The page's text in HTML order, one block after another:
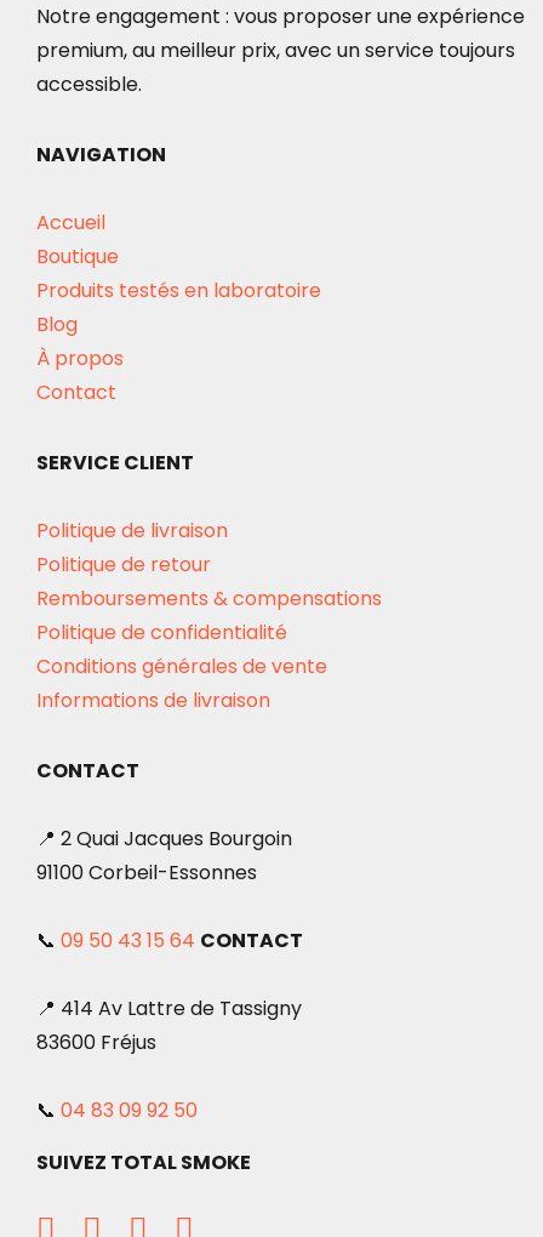
Notre engagement : vous proposer une expérience
premium, au meilleur prix, avec un service toujours
accessible.
NAVIGATION
Accueil
Boutique
Produits testés en laboratoire
Blog
À propos
Contact
SERVICE CLIENT
Politique de livraison
Politique de retour
Remboursements & compensations
Politique de confidentialité
Conditions générales de vente
Informations de livraison
CONTACT
📍 2 Quai Jacques Bourgoin
91100 Corbeil-Essonnes
📞 09 50 43 15 64 CONTACT
📍 414 Av Lattre de Tassigny
83600 Fréjus
📞 04 83 09 92 50
SUIVEZ TOTAL SMOKE